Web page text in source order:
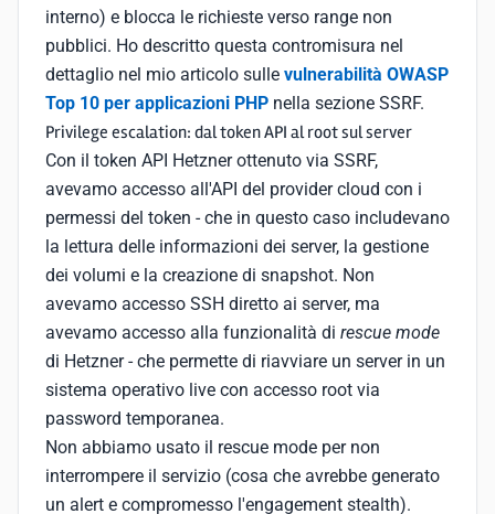
interno) e blocca le richieste verso range non
pubblici. Ho descritto questa contromisura nel
dettaglio nel mio articolo sulle vulnerabilità OWASP
Top 10 per applicazioni PHP nella sezione SSRF.
Privilege escalation: dal token API al root sul server
Con il token API Hetzner ottenuto via SSRF,
avevamo accesso all'API del provider cloud con i
permessi del token - che in questo caso includevano
la lettura delle informazioni dei server, la gestione
dei volumi e la creazione di snapshot. Non
avevamo accesso SSH diretto ai server, ma
avevamo accesso alla funzionalità di rescue mode
di Hetzner - che permette di riavviare un server in un
sistema operativo live con accesso root via
password temporanea.
Non abbiamo usato il rescue mode per non
interrompere il servizio (cosa che avrebbe generato
un alert e compromesso l'engagement stealth).